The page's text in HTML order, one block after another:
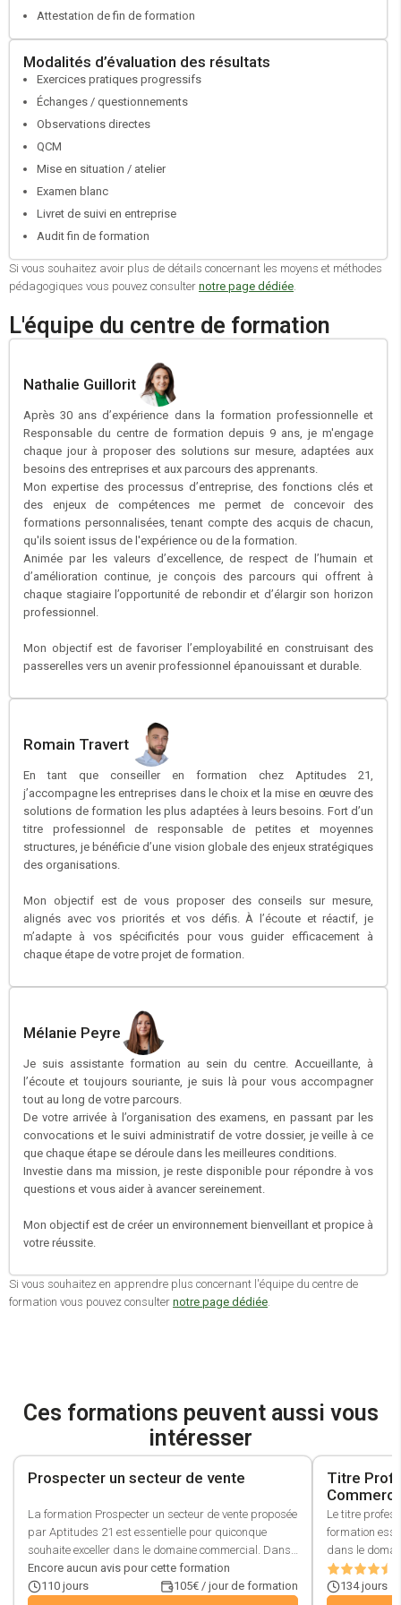
Retirer, compléter votre dossier et l’adresser pour le passage en
Attestation de fin de formation
Modalités d’évaluation des résultats
Exercices pratiques progressifs
Échanges / questionnements
Observations directes
QCM
Mise en situation / atelier
Examen blanc
Livret de suivi en entreprise
Audit fin de formation
Si vous souhaitez avoir plus de détails concernant les moyens et méthodes
pédagogiques vous pouvez consulter notre page dédiée.
L'équipe du centre de formation
Nathalie Guillorit
Après 30 ans d’expérience dans la formation professionnelle et
Responsable du centre de formation depuis 9 ans, je m'engage
chaque jour à proposer des solutions sur mesure, adaptées aux
besoins des entreprises et aux parcours des apprenants.
Mon expertise des processus d’entreprise, des fonctions clés et
des enjeux de compétences me permet de concevoir des
formations personnalisées, tenant compte des acquis de chacun,
qu'ils soient issus de l'expérience ou de la formation.
Animée par les valeurs d’excellence, de respect de l’humain et
d’amélioration continue, je conçois des parcours qui offrent à
chaque stagiaire l’opportunité de rebondir et d’élargir son horizon
professionnel.
Mon objectif est de favoriser l’employabilité en construisant des
passerelles vers un avenir professionnel épanouissant et durable.
Romain Travert
En tant que conseiller en formation chez Aptitudes 21,
j’accompagne les entreprises dans le choix et la mise en œuvre des
solutions de formation les plus adaptées à leurs besoins. Fort d’un
titre professionnel de responsable de petites et moyennes
structures, je bénéficie d’une vision globale des enjeux stratégiques
des organisations.
Mon objectif est de vous proposer des conseils sur mesure,
alignés avec vos priorités et vos défis. À l’écoute et réactif, je
m’adapte à vos spécificités pour vous guider efficacement à
chaque étape de votre projet de formation.
Mélanie Peyre
Je suis assistante formation au sein du centre. Accueillante, à
l’écoute et toujours souriante, je suis là pour vous accompagner
tout au long de votre parcours.
De votre arrivée à l’organisation des examens, en passant par les
convocations et le suivi administratif de votre dossier, je veille à ce
que chaque étape se déroule dans les meilleures conditions.
Investie dans ma mission, je reste disponible pour répondre à vos
questions et vous aider à avancer sereinement.
Mon objectif est de créer un environnement bienveillant et propice à
votre réussite.
Si vous souhaitez en apprendre plus concernant l'équipe du centre de
formation vous pouvez consulter notre page dédiée.
Ces formations peuvent aussi vous
intéresser
Prospecter un secteur de vente
La formation Prospecter un secteur de vente proposée
par Aptitudes 21 est essentielle pour quiconque
souhaite exceller dans le domaine commercial. Dans
un environnement de plus en plus compétitif,
comprendre comment prospecter efficacement est
Encore aucun avis pour cette formation
110 jours 105€ / jour de formation
Titre
Le titre
formation
dans le
formation,
efficacement
134 jours